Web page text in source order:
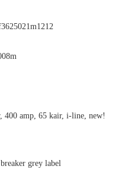
400 amp, 65 kair, i-line, new!
grey label